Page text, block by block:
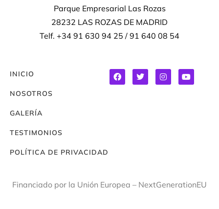
Parque Empresarial Las Rozas
28232 LAS ROZAS DE MADRID
Telf. +34 91 630 94 25 / 91 640 08 54
INICIO
NOSOTROS
GALERÍA
TESTIMONIOS
POLÍTICA DE PRIVACIDAD
Financiado por la Unión Europea – NextGenerationEU